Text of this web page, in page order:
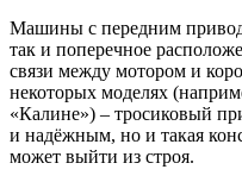
Машины с передним
так и поперечное
связи между мотором и
некоторых моделях
«Калине») – тросиковый
и надёжным, но и такая
может выйти из строя.